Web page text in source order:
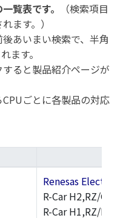
覧表です。
（検索項目
ます。）
あいまい検索で、半角
ます。
ると製品紹介ページが
ごとに各製品の対応
Renesas
R-Car H2,RZ/
R-Car H1,RZ/